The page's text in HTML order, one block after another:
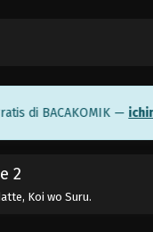
BACAKOMIK —
2
Koi wo Suru.